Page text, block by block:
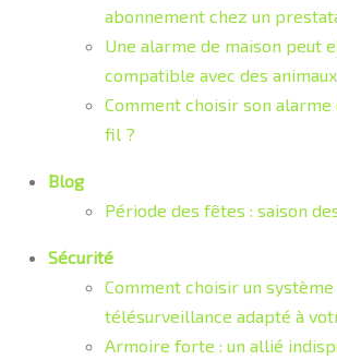
abonnement chez un
Une alarme de maison peut
compatible avec des
Comment choisir son alarme
fil ?
Blog
Période des fêtes : saison
Sécurité
Comment choisir un système
télésurveillance adapté à
Armoire forte : un allié